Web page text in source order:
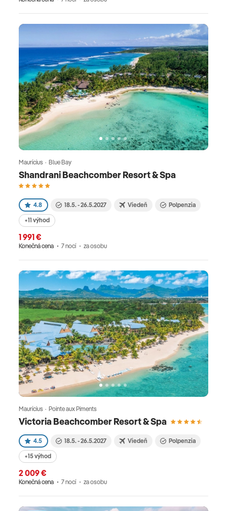
Shandrani Beachcomber Resort & Spa
Maurícius · Blue Bay
4.8 18.5. - 26.5.2027 Viedeň Polpenzia
+11 výhod
1 991 €
Konečná cena 7 nocí za osobu
Victoria Beachcomber Resort & Spa
Maurícius · Pointe aux Piments
4.5 18.5. - 26.5.2027 Viedeň Polpenzia
+15 výhod
2 009 €
Konečná cena 7 nocí za osobu